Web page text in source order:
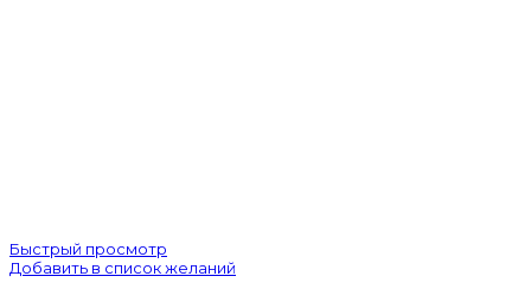
Быстрый просмотр
Добавить в список желаний